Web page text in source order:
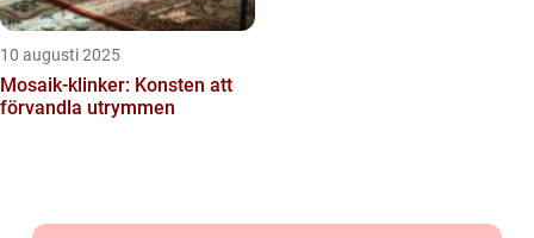
10 augusti 2025
Mosaik-klinker: Konsten att
förvandla utrymmen